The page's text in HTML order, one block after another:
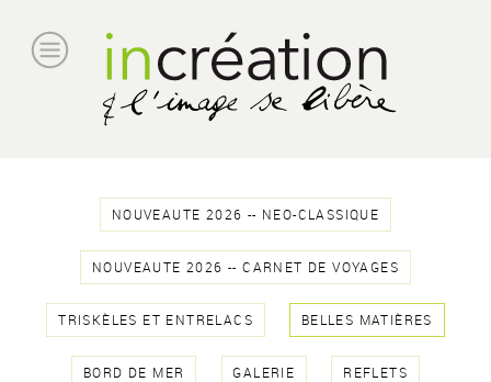
NOUVEAUTE 2026 -- NEO-CLASSIQUE
NOUVEAUTE 2026 -- CARNET DE VOYAGES
TRISKÈLES ET ENTRELACS BELLES MATIÈRES
BORD DE MER GALERIE REFLETS